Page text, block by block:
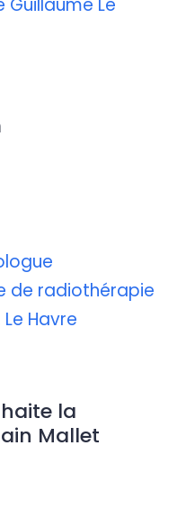
la
Mallet